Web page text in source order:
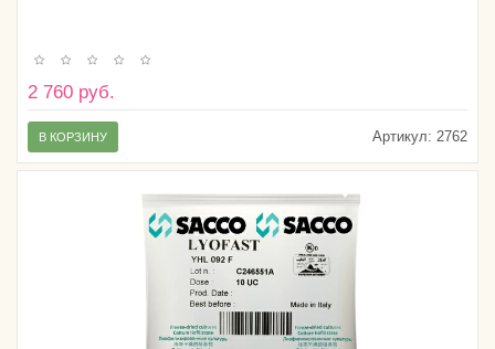
2 760 руб.
Артикул: 2762
В КОРЗИНУ